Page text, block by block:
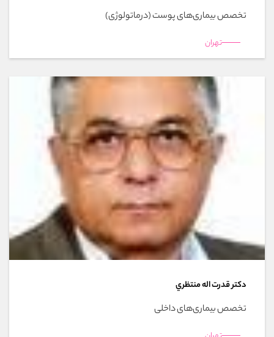
تخصص بیماری‌های پوست (درماتولوژی)
تهران
دکتر قدرت اله منتظري
تخصص بیماری‌های داخلی